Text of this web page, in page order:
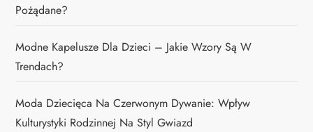
Pożądane?
Modne Kapelusze Dla Dzieci – Jakie Wzory Są W
Trendach?
Moda Dziecięca Na Czerwonym Dywanie: Wpływ
Kulturystyki Rodzinnej Na Styl Gwiazd